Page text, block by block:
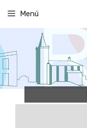
contenido
Menú